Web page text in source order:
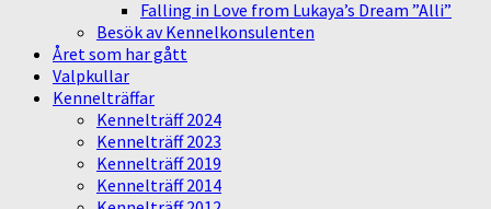
Falling in Love from Lukaya’s Dream ”Alli”
Besök av Kennelkonsulenten
Året som har gått
Valpkullar
Kennelträffar
Kennelträff 2024
Kennelträff 2023
Kennelträff 2019
Kennelträff 2014